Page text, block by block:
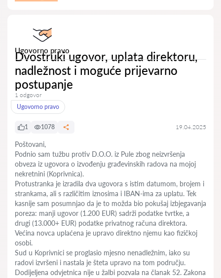
Ugovorno pravo
Dvostruki ugovor, uplata direktoru,
nadležnost i moguće prijevarno
postupanje
1 odgovor
Ugovorno pravo
1 1078 19.04.2025
Poštovani,
Podnio sam tužbu protiv D.O.O. iz Pule zbog neizvršenja
obveza iz ugovora o izvođenju građevinskih radova na mojoj
nekretnini (Koprivnica).
Protustranka je izradila dva ugovora s istim datumom, brojem i
strankama, ali s različitim iznosima i IBAN-ima za uplatu. Tek
kasnije sam posumnjao da je to možda bio pokušaj izbjegavanja
poreza: manji ugovor (1.200 EUR) sadrži podatke tvrtke, a
drugi (13.000+ EUR) podatke privatnog računa direktora.
Većina novca uplaćena je upravo direktno njemu kao fizičkoj
osobi.
Sud u Koprivnici se proglasio mjesno nenadležnim, iako su
radovi izvršeni i nastala je šteta upravo na tom području.
Dodijeljena odvjetnica nije u žalbi pozvala na članak 52. Zakona